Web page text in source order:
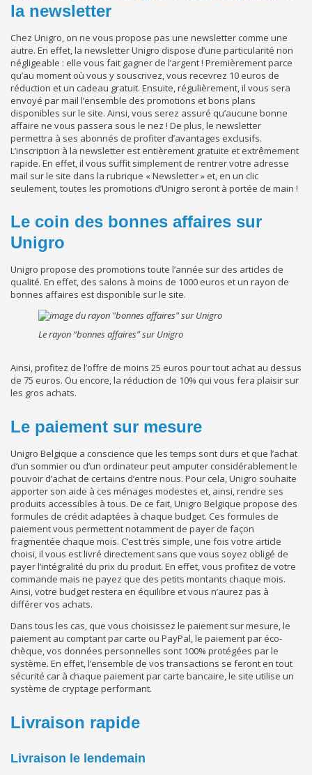
la newsletter
Chez Unigro, on ne vous propose pas une newsletter comme une
autre. En effet, la newsletter Unigro dispose d’une particularité non
négligeable : elle vous fait gagner de l’argent ! Premièrement parce
qu’au moment où vous y souscrivez, vous recevrez 10 euros de
réduction et un cadeau gratuit. Ensuite, régulièrement, il vous sera
envoyé par mail l’ensemble des promotions et bons plans
disponibles sur le site. Ainsi, vous serez assuré qu’aucune bonne
affaire ne vous passera sous le nez ! De plus, le newsletter
permettra à ses abonnés de profiter d’avantages exclusifs.
L’inscription à la newsletter est entièrement gratuite et extrêmement
rapide. En effet, il vous suffit simplement de rentrer votre adresse
mail sur le site dans la rubrique « Newsletter » et, en un clic
seulement, toutes les promotions d’Unigro seront à portée de main !
Le coin des bonnes affaires sur
Unigro
Unigro propose des promotions toute l’année sur des articles de
qualité. En effet, des salons à moins de 1000 euros et un rayon de
bonnes affaires est disponible sur le site.
Le rayon “bonnes affaires” sur Unigro
Ainsi, profitez de l’offre de moins 25 euros pour tout achat au dessus
de 75 euros. Ou encore, la réduction de 10% qui vous fera plaisir sur
les gros achats.
Le paiement sur mesure
Unigro Belgique a conscience que les temps sont durs et que l’achat
d’un sommier ou d’un ordinateur peut amputer considérablement le
pouvoir d’achat de certains d’entre nous. Pour cela, Unigro souhaite
apporter son aide à ces ménages modestes et, ainsi, rendre ses
produits accessibles à tous. De ce fait, Unigro Belgique propose des
formules de crédit adaptées à chaque budget. Ces formules de
paiement vous permettent notamment de payer de façon
fragmentée chaque mois. C’est très simple, une fois votre article
choisi, il vous est livré directement sans que vous soyez obligé de
payer l’intégralité du prix du produit. En effet, vous profitez de votre
commande mais ne payez que des petits montants chaque mois.
Ainsi, votre budget restera en équilibre et vous n’aurez pas à
différer vos achats.
Dans tous les cas, que vous choisissez le paiement sur mesure, le
paiement au comptant par carte ou PayPal, le paiement par éco-
chèque, vos données personnelles sont 100% protégées par le
système. En effet, l’ensemble de vos transactions se feront en tout
sécurité car à chaque paiement par carte bancaire, le site utilise un
système de cryptage performant.
Livraison rapide
Livraison le lendemain